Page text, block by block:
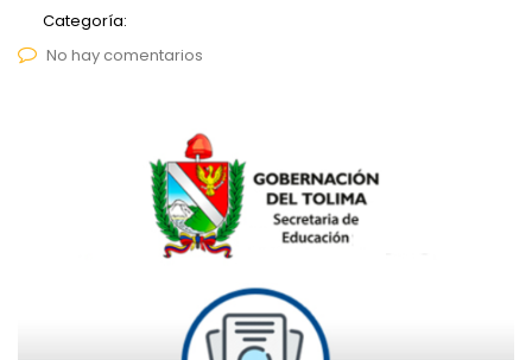
Categoría:
No hay comentarios